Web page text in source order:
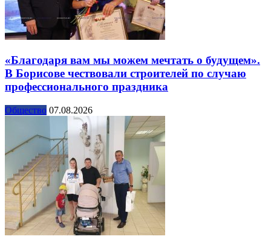
«Благодаря вам мы можем мечтать о будущем».
В Борисове чествовали строителей по случаю
профессионального праздника
Общество 07.08.2026